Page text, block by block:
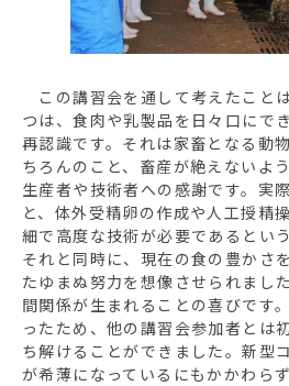
この講習会を通して考えたこと
つは、食肉や乳製品を日々口にで
再認識です。それは家畜となる動
ちろんのこと、畜産が絶えないよ
生産者や技術者への感謝です。実
と、体外受精卵の作成や人工授精
細で高度な技術が必要であるとい
それと同時に、現在の食の豊かさ
たゆまぬ努力を想像させられまし
間関係が生まれることの喜びです
ったため、他の講習会参加者とは
ち解けることができました。新型
が希薄になっているにもかかわら